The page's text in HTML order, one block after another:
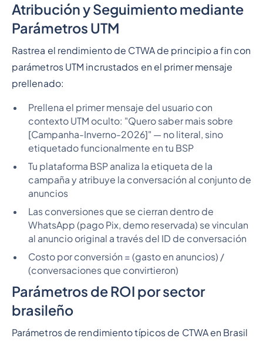
Atribución y Seguimiento mediante
Parámetros UTM
Rastrea el rendimiento de CTWA de principio a fin con
parámetros UTM incrustados en el primer mensaje
prellenado:
Prellena el primer mensaje del usuario con
contexto UTM oculto: "Quero saber mais sobre
[Campanha-Inverno-2026]" — no literal, sino
etiquetado funcionalmente en tu BSP
Tu plataforma BSP analiza la etiqueta de la
campaña y atribuye la conversación al conjunto de
anuncios
Las conversiones que se cierran dentro de
WhatsApp (pago Pix, demo reservada) se vinculan
al anuncio original a través del ID de conversación
Costo por conversión = (gasto en anuncios) /
(conversaciones que convirtieron)
Parámetros de ROI por sector
brasileño
Parámetros de rendimiento típicos de CTWA en Brasil